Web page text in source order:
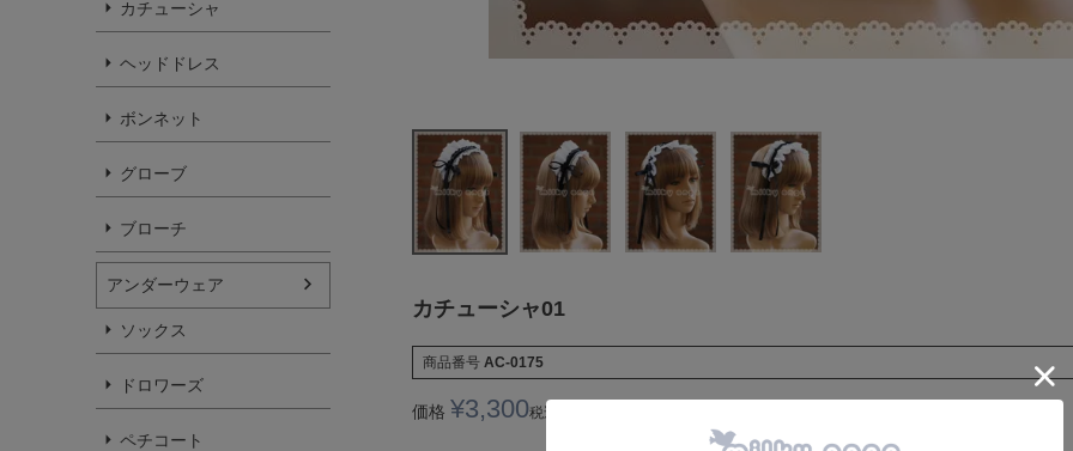
カチューシャ
ヘッドドレス
ボンネット
グローブ
ブローチ
アンダーウェア
ソックス
ドロワーズ
ペチコート
カチューシャ01
商品番号 AC-0175
価格 ¥3,300税込